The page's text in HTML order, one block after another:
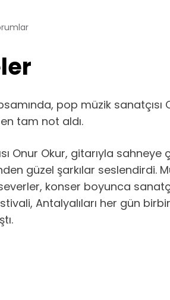
pop müzik sanatçısı
tam not aldı.
Onur Okur, gitarıyla sahneye
güzel şarkılar seslendirdi.
konser boyunca
Antalyalıları her gün